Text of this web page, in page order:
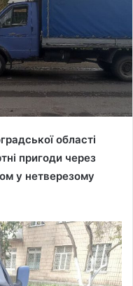
області
пригоди через
у нетверезому